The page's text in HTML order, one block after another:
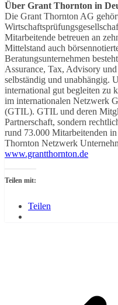
Über Grant Thornton in
Die Grant Thornton AG
Mitarbeitende betreuen an
Mittelstand auch
Beratungsunternehmen
Assurance, Tax, Advisory
selbständig und unabhängig.
international gut begleiten zu
im internationalen Netzwerk
(GTIL). GTIL und deren
Partnerschaft, sondern
rund 73.000 Mitarbeitenden
Thornton Netzwerk
www.grantthornton.de
Teilen mit:
Teilen